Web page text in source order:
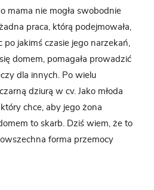
mama nie mogła swobodnie
praca, którą podejmowała,
po jakimś czasie jego narzekań,
domem, pomagała prowadzić
dla innych. Po wielu
dziurą w cv. Jako młoda
chce, aby jego żona
to skarb. Dziś wiem, że to
forma przemocy